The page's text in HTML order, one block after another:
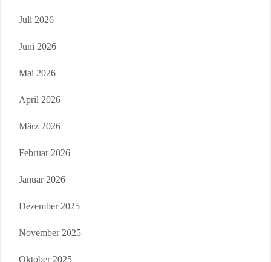
Juli 2026
Juni 2026
Mai 2026
April 2026
März 2026
Februar 2026
Januar 2026
Dezember 2025
November 2025
Oktober 2025